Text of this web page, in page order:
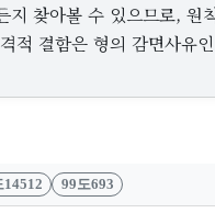
지 찾아볼 수 있으므로, 원
적 결함은 형의 감면사유
14512 99도693